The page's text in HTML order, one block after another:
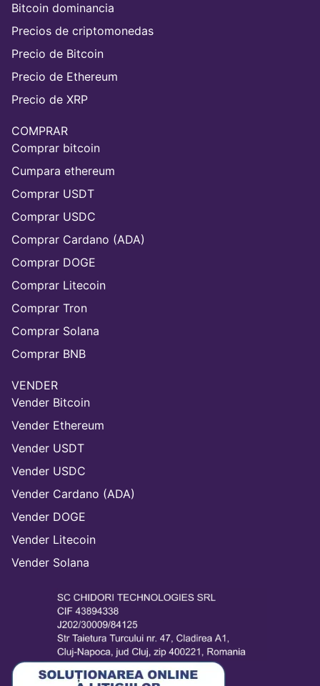
Bitcoin dominancia
Precios de criptomonedas
Precio de Bitcoin
Precio de Ethereum
Precio de XRP
COMPRAR
Comprar bitcoin
Cumpara ethereum
Comprar USDT
Comprar USDC
Comprar Cardano (ADA)
Comprar DOGE
Comprar Litecoin
Comprar Tron
Comprar Solana
Comprar BNB
VENDER
Vender Bitcoin
Vender Ethereum
Vender USDT
Vender USDC
Vender Cardano (ADA)
Vender DOGE
Vender Litecoin
Vender Solana